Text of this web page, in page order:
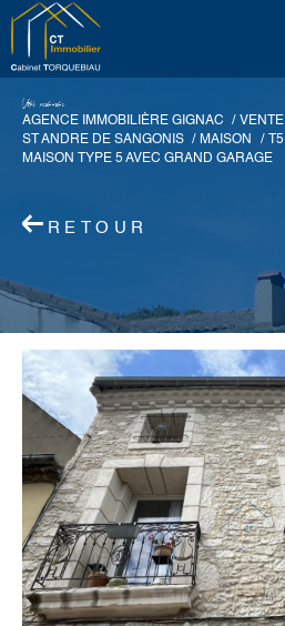
Vore recece
AGENCE IMMOBILIÈRE GIGNAC
VENTE
ST ANDRE DE SANGONIS
MAISON
T5
MAISON TYPE 5 AVEC GRAND GARAGE
RETOUR